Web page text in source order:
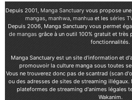
Depuis 2001, Manga Sanctuary vous propose
mangas, manhwa, manhuaet les séries
Depuis 2006, Manga Sanctuary vous permet
de mangasgrâce à un outil 100% gratuit et très
fonctionnalités.
Manga Sanctuary est un site d'information et
promouvoir la culture manga sous toutes
Vous ne trouverez donc pas de scantrad (scan
ou des adresses de sites de streaming
plateformes de streaming d'animes légales
Wakanim.